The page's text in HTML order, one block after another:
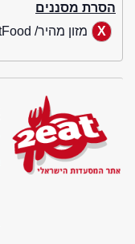
הסרת מסננים
מזון מהיר/ FastFood